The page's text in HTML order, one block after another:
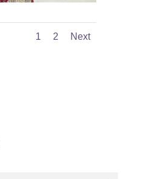
1 2 Next